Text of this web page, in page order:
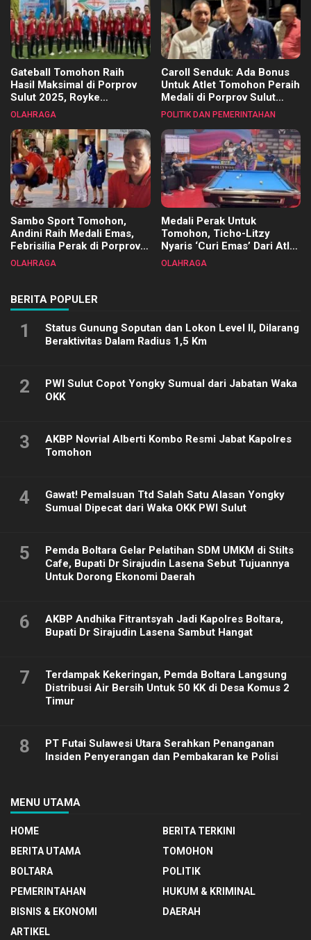
Gateball Tomohon Raih
Hasil Maksimal di Porprov
Sulut 2025, Royke
Tangkawarouw Ucapkan
OLAHRAGA
Caroll Senduk: Ada Bonus
Untuk Atlet Tomohon Peraih
Medali di Porprov Sulut
2025
POLITIK DAN PEMERINTAHAN
Sambo Sport Tomohon,
Andini Raih Medali Emas,
Febrisilia Perak di Porprov
Sulut 2025
OLAHRAGA
Medali Perak Untuk
Tomohon, Ticho-Litzy
Nyaris ‘Curi Emas’ Dari Atlet
Biliar PON di Porprov Sulut
OLAHRAGA
BERITA POPULER
1
Status Gunung Soputan dan Lokon Level II, Dilarang
Beraktivitas Dalam Radius 1,5 Km
2
PWI Sulut Copot Yongky Sumual dari Jabatan Waka
OKK
3
AKBP Novrial Alberti Kombo Resmi Jabat Kapolres
Tomohon
4
Gawat! Pemalsuan Ttd Salah Satu Alasan Yongky
Sumual Dipecat dari Waka OKK PWI Sulut
5
Pemda Boltara Gelar Pelatihan SDM UMKM di Stilts
Cafe, Bupati Dr Sirajudin Lasena Sebut Tujuannya
Untuk Dorong Ekonomi Daerah
6
AKBP Andhika Fitrantsyah Jadi Kapolres Boltara,
Bupati Dr Sirajudin Lasena Sambut Hangat
7
Terdampak Kekeringan, Pemda Boltara Langsung
Distribusi Air Bersih Untuk 50 KK di Desa Komus 2
Timur
8
PT Futai Sulawesi Utara Serahkan Penanganan
Insiden Penyerangan dan Pembakaran ke Polisi
MENU UTAMA
HOME
BERITA TERKINI
BERITA UTAMA
TOMOHON
BOLTARA
POLITIK
PEMERINTAHAN
HUKUM & KRIMINAL
BISNIS & EKONOMI
DAERAH
ARTIKEL